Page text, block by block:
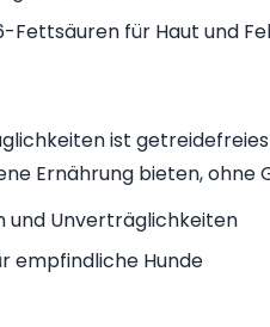
für Haut und
ist
Ernährung bieten, ohne
und Unverträglichkeiten
empfindliche Hunde